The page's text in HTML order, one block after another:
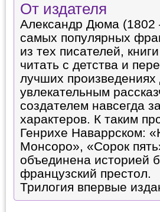
От издателя
Александр Дюма (1802
самых популярных
из тех писателей,
читать с детства и
лучших
увлекательным
создателем навсегда
характеров. К таким
Генрихе Наваррском:
Монсоро», «Сорок
объединена историей
французский престол.
Трилогия впервые